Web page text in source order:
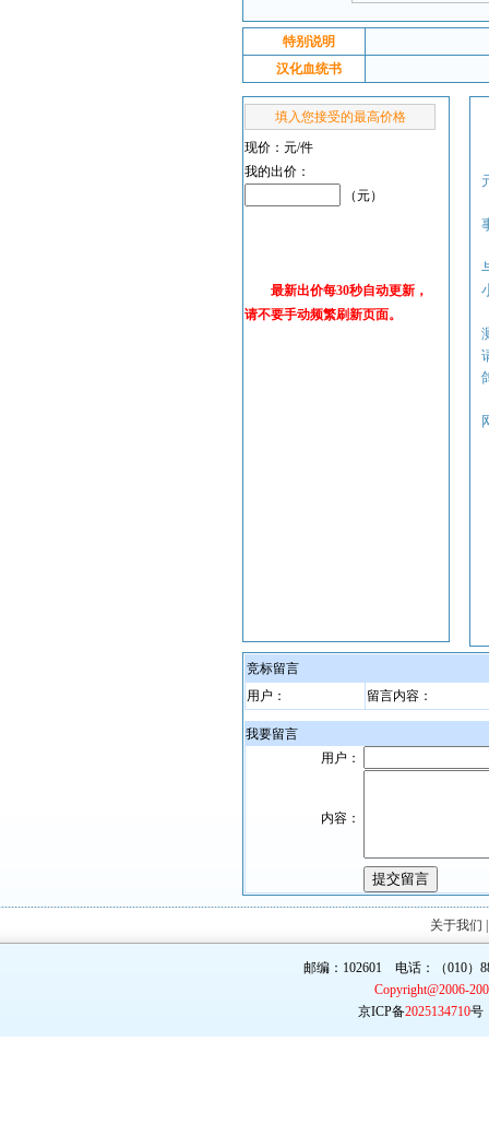
特别说明
汉化血统书
填入您接受的最高价格
现价： 元/件
我的出价：
（元）
最新出价每30秒自动更新，
请不要手动频繁刷新页面。
竞标留言
用户：
留言内容：
我要留言
用户：
内容：
关于我们
邮编：102601 电话：（010）
Copyright@2006-
京ICP备2025134710号